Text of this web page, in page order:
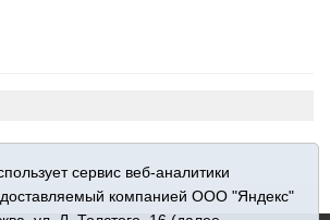
сервис веб-аналитики
компанией ООО "Яндекс"